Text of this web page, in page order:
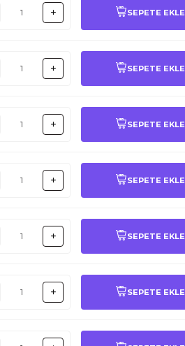
SEPETE EKLE
SEPETE EKLE
SEPETE EKLE
SEPETE EKLE
SEPETE EKLE
SEPETE EKLE